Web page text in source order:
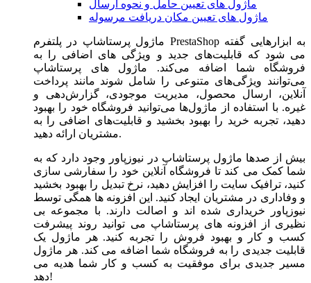
ماژول های تعیین حامل و نحوه ارسال
ماژول های تعیین مکان دریافت مرسوله
ماژول‌ پرستاشاپ در پلتفرم PrestaShop به ابزارهایی گفته
می شود که قابلیت‌های جدید و ویژگی های اضافی را به
فروشگاه شما اضافه می‌کند. ماژول های پرستاشاپ
می‌توانند ویژگی‌های متنوعی را شامل شوند مانند پرداخت
آنلاین، ارسال محصول، مدیریت موجودی، گزارش‌دهی و
غیره. با استفاده از ماژول‌ها می‌توانید فروشگاه خود را بهبود
دهید، تجربه خرید را بهبود بخشید و قابلیت‌های اضافی را به
مشتریان ارائه دهید.
بیش از صدها ماژول پرستاشاپ در نیوزپاور وجود دارد که به
شما کمک می کند تا فروشگاه آنلاین خود را سفارشی سازی
کنید، ترافیک سایت را افزایش دهید، نرخ تبدیل را بهبود بخشید
و وفاداری در مشتریان ایجاد کنید. این افزونه ها همگی توسط
نیوزپاور خریداری شده اند و اصالت دارند. با مجموعه بی
نظیری از افزونه های پرستاشاپ می توانید روند پیشرفت
کسب و کار و بهبود فروش را تجربه کنید. هر ماژول یک
قابلیت جدیدی را به فروشگاه شما اضافه می کند. هر ماژول
مسیر جدیدی برای موفقیت به کسب و کار شما هدیه می
دهد!